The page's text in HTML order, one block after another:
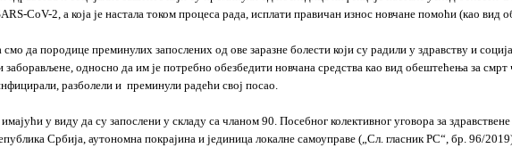
CoV-2, а која је настала током процеса рада, исплати правичан износ новчане помоћи (као вид
да породице преминулих запослених од ове заразне болести који су радили у здравству и
заборављене, односно да им је потребно обезбедити новчана средства као вид обештећења за
разболели и преминули радећи свој посао.
у виду да су запослени у складу са чланом 90. Посебног колективног уговора за здравствене
Србија, аутономна покрајина и јединица локалне самоуправе („Сл. гласник РС“, бр. 96/